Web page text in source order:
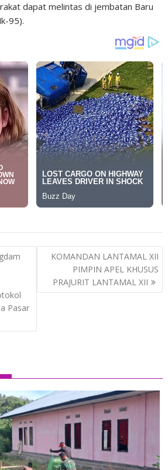
dapat melintas di jembatan Baru
95).
Pasar
KOMANDAN LANTAMAL XII
PIMPIN APEL KHUSUS
PRAJURIT LANTAMAL XII